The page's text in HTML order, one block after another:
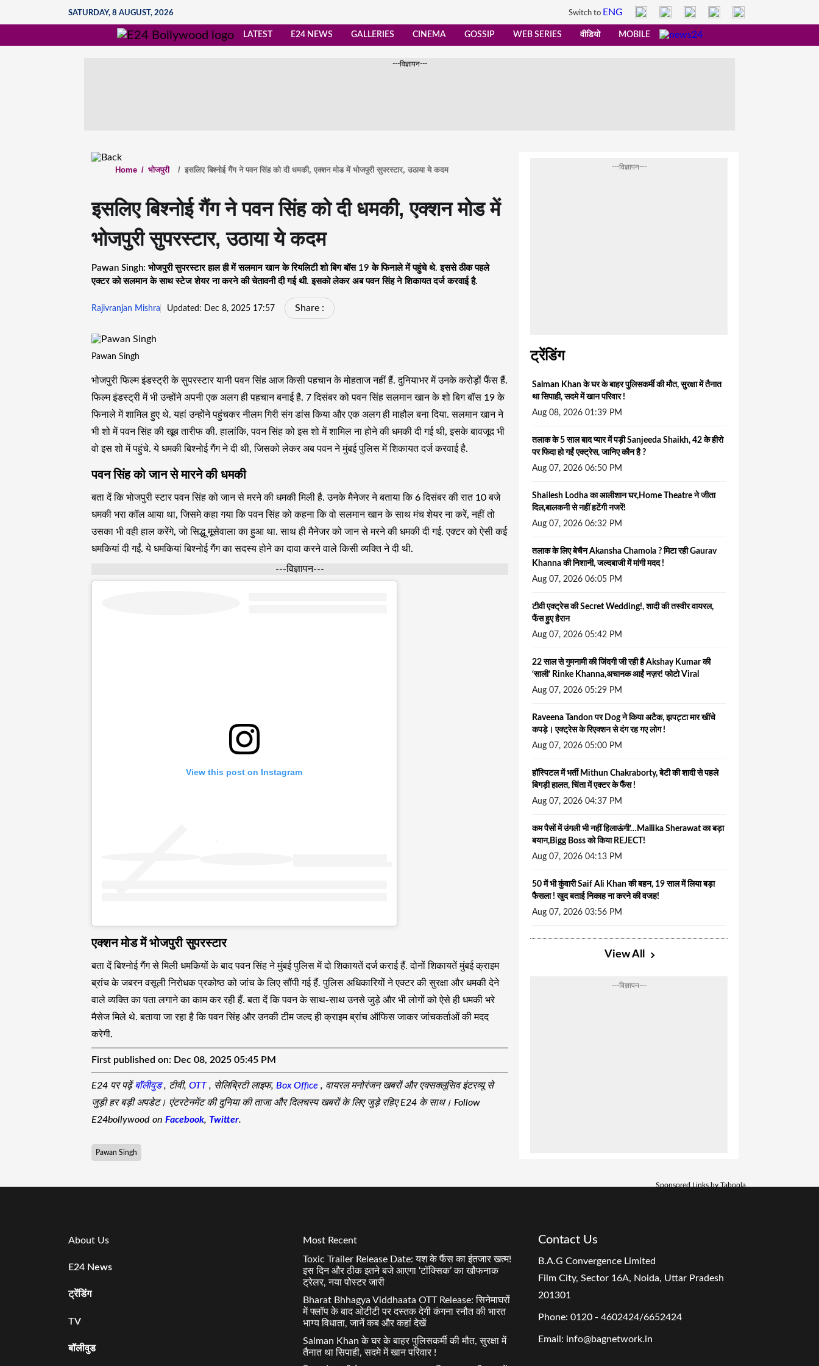
SATURDAY, 8 AUGUST, 2026 Switch to ENG
LATEST E24 NEWS GALLERIES CINEMA GOSSIP WEB SERIES वीडियो MOBILE
---विज्ञापन---
Home / भोजपुरी / इसलिए बिश्नोई गैंग ने पवन सिंह को दी धमकी, एक्शन मोड में भोजपुरी सुपरस्टार, उठाया ये कदम
इसलिए बिश्नोई गैंग ने पवन सिंह को दी धमकी, एक्शन मोड में
भोजपुरी सुपरस्टार, उठाया ये कदम
Pawan Singh: भोजपुरी सुपरस्टार हाल ही में सलमान खान के रियलिटी शो बिग बॉस 19 के फिनाले में पहुंचे थे. इससे ठीक पहले
एक्टर को सलमान के साथ स्टेज शेयर ना करने की चेतावनी दी गई थी. इसको लेकर अब पवन सिंह ने शिकायत दर्ज करवाई है.
Rajivranjan Mishra Updated: Dec 8, 2025 17:57 Share :
Pawan Singh
भोजपुरी फिल्म इंडस्ट्री के सुपरस्टार यानी पवन सिंह आज किसी पहचान के मोहताज नहीं हैं. दुनियाभर में उनके करोड़ों फैंस हैं.
फिल्म इंडस्ट्री में भी उन्होंने अपनी एक अलग ही पहचान बनाई है. 7 दिसंबर को पवन सिंह सलमान खान के शो बिग बॉस 19 के
फिनाले में शामिल हुए थे. यहां उन्होंने पहुंचकर नीलम गिरी संग डांस किया और एक अलग ही माहौल बना दिया. सलमान खान ने
भी शो में पवन सिंह की खूब तारीफ की. हालांकि, पवन सिंह को इस शो में शामिल ना होने की धमकी दी गई थी, इसके बावजूद भी
वो इस शो में पहुंचे. ये धमकी बिश्नोई गैंग ने दी थी, जिसको लेकर अब पवन ने मुंबई पुलिस में शिकायत दर्ज करवाई है.
पवन सिंह को जान से मारने की धमकी
बता दें कि भोजपुरी स्टार पवन सिंह को जान से मरने की धमकी मिली है. उनके मैनेजर ने बताया कि 6 दिसंबर की रात 10 बजे
धमकी भरा कॉल आया था, जिसमे कहा गया कि पवन सिंह को कहना कि वो सलमान खान के साथ मंच शेयर ना करें, नहीं तो
उसका भी वही हाल करेंगे, जो सिद्धू मूसेवाला का हुआ था. साथ ही मैनेजर को जान से मरने की धमकी दी गई. एक्टर को ऐसी कई
धमकियां दी गईं. ये धमकियां बिश्नोई गैंग का सदस्य होने का दावा करने वाले किसी व्यक्ति ने दी थी.
---विज्ञापन---
View this post on Instagram
एक्शन मोड में भोजपुरी सुपरस्टार
बता दें बिश्नोई गैंग से मिली धमकियों के बाद पवन सिंह ने मुंबई पुलिस में दो शिकायतें दर्ज कराई हैं. दोनों शिकायतें मुंबई क्राइम
ब्रांच के जबरन वसूली निरोधक प्रकोष्ठ को जांच के लिए सौंपी गई हैं. पुलिस अधिकारियों ने एक्टर की सुरक्षा और धमकी देने
वाले व्यक्ति का पता लगाने का काम कर रही हैं. बता दें कि पवन के साथ-साथ उनसे जुड़े और भी लोगों को ऐसे ही धमकी भरे
मैसेज मिले थे. बताया जा रहा है कि पवन सिंह और उनकी टीम जल्द ही क्राइम ब्रांच ऑफिस जाकर जांचकर्ताओं की मदद
करेगी.
First published on: Dec 08, 2025 05:45 PM
E24 पर पढ़ेंबॉलीवुड, टीवी, OTT, सेलिब्रिटी लाइफ, Box Office , वायरल मनोरंजन खबरों और एक्सक्लूसिव इंटरव्यू से
जुड़ी हर बड़ी अपडेट। एंटरटेनमेंट की दुनिया की ताजा और दिलचस्प खबरों के लिए जुड़े रहिए E24 के साथ। Follow
E24bollywood on Facebook, Twitter.
Pawan Singh
---विज्ञापन---
ट्रेंडिंग
Salman Khan के घर के बाहर पुलिसकर्मी की मौत, सुरक्षा में तैनात
था सिपाही, सदमे में खान परिवार !
Aug 08, 2026 01:39 PM
तलाक के 5 साल बाद प्यार में पड़ी Sanjeeda Shaikh, 42 के हीरो
पर फिदा हो गईं एक्ट्रेस, जानिए कौन है ?
Aug 07, 2026 06:50 PM
Shailesh Lodha का आलीशान घर,Home Theatre ने जीता
दिल,बालकनी से नहीं हटेंगी नजरें!
Aug 07, 2026 06:32 PM
तलाक के लिए बेचैन Akansha Chamola ? मिटा रही Gaurav
Khanna की निशानी, जल्दबाजी में मांगी मदद !
Aug 07, 2026 06:05 PM
टीवी एक्ट्रेस की Secret Wedding!, शादी की तस्वीर वायरल,
फैंस हुए हैरान
Aug 07, 2026 05:42 PM
22 साल से गुमनामी की जिंदगी जी रही है Akshay Kumar की
‘साली’ Rinke Khanna,अचानक आईं नज़र! फोटो Viral
Aug 07, 2026 05:29 PM
Raveena Tandon पर Dog ने किया अटैक, झपट्टा मार खींचे
कपड़े। एक्ट्रेस के रिएक्शन से दंग रह गए लोग !
Aug 07, 2026 05:00 PM
हॉस्पिटल में भर्ती Mithun Chakraborty, बेटी की शादी से पहले
बिगड़ी हालत, चिंता में एक्टर के फैंस !
Aug 07, 2026 04:37 PM
कम पैसों में उंगली भी नहीं हिलाऊंगी’…Mallika Sherawat का बड़ा
बयान,Bigg Boss को किया REJECT!
Aug 07, 2026 04:13 PM
50 में भी कुंवारी Saif Ali Khan की बहन, 19 साल में लिया बड़ा
फैसला ! खुद बताई निकाह ना करने की वजह!
Aug 07, 2026 03:56 PM
View All
---विज्ञापन---
Sponsored Links by Taboola
About Us
E24 News
ट्रेंडिंग
TV
बॉलीवुड
Most Recent
Toxic Trailer Release Date: यश के फैंस का इंतजार खत्म!
इस दिन और ठीक इतने बजे आएगा ‘टॉक्सिक’ का खौफनाक
ट्रेलर, नया पोस्टर जारी
Bharat Bhhagya Viddhaata OTT Release: सिनेमाघरों
में फ्लॉप के बाद ओटीटी पर दस्तक देगी कंगना रनौत की भारत
भाग्य विधाता, जानें कब और कहां देखें
Salman Khan के घर के बाहर पुलिसकर्मी की मौत, सुरक्षा में
तैनात था सिपाही, सदमे में खान परिवार !
Contact Us
B.A.G Convergence Limited
Film City, Sector 16A, Noida, Uttar Pradesh
201301
Phone: 0120 - 4602424/6652424
Email: info@bagnetwork.in